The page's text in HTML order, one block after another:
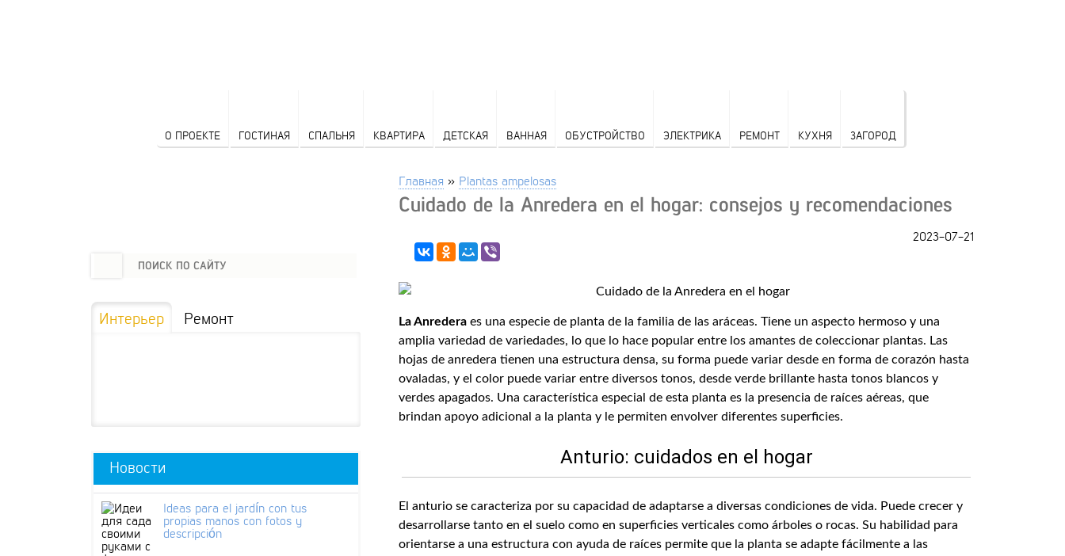
О ПРОЕКТЕ ГОСТИНАЯ СПАЛЬНЯ КВАРТИРА ДЕТСКАЯ ВАННАЯ ОБУСТРОЙСТВО ЭЛЕКТРИКА РЕМОНТ КУХНЯ ЗАГОРОД
Главная » Plantas ampelosas
Cuidado de la Anredera en el hogar: consejos y recomendaciones
2023-07-21
La Anredera es una especie de planta de la familia de las aráceas. Tiene un aspecto hermoso y una
amplia variedad de variedades, lo que lo hace popular entre los amantes de coleccionar plantas. Las
hojas de anredera tienen una estructura densa, su forma puede variar desde en forma de corazón hasta
ovaladas, y el color puede variar entre diversos tonos, desde verde brillante hasta tonos blancos y
verdes apagados. Una característica especial de esta planta es la presencia de raíces aéreas, que
brindan apoyo adicional a la planta y le permiten envolver diferentes superficies.
Anturio: cuidados en el hogar
El anturio se caracteriza por su capacidad de adaptarse a diversas condiciones de vida. Puede crecer y
desarrollarse tanto en el suelo como en superficies verticales como árboles o rocas. Su habilidad para
orientarse a una estructura con ayuda de raíces permite que la planta se adapte fácilmente a las
Интерьер Ремонт
Новости
Ideas para el jardín con tus
propias manos con fotos y
descripción